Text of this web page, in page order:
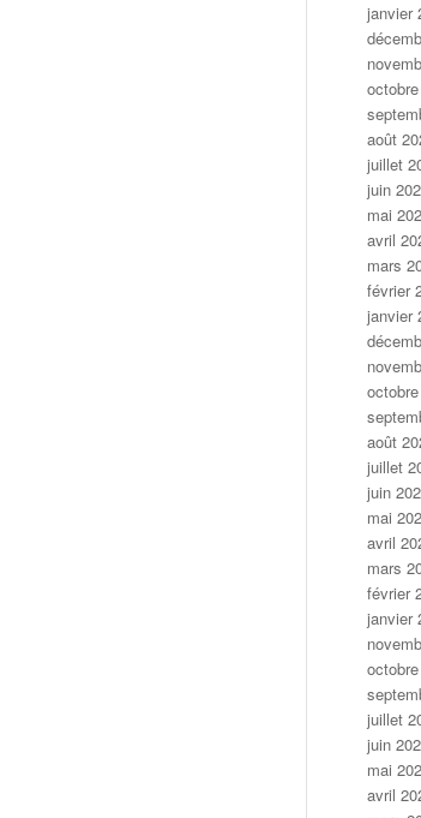
janvier
août
juillet
juin
mai
avril
mars
février
janvier
août
juillet
juin
mai
avril
mars
février
janvier
juillet
juin
mai
avril